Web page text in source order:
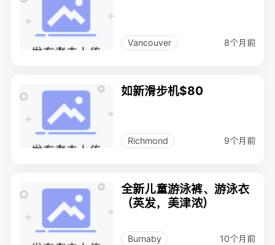
Vancouver 8个月前
如新滑步机$80
Richmond 9个月前
全新儿童游泳裤、游泳衣
（英发，美津浓）
Burnaby 10个月前